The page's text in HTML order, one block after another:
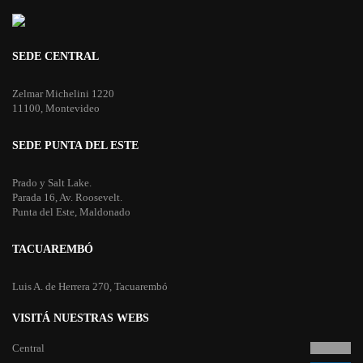
SEDE CENTRAL
Zelmar Michelini 1220
11100, Montevideo
SEDE PUNTA DEL ESTE
Prado y Salt Lake.
Parada 16, Av. Roosevelt.
Punta del Este, Maldonado
TACUAREMBÓ
Luis A. de Herrera 270, Tacuarembó
VISITÁ NUESTRAS WEBS
Central